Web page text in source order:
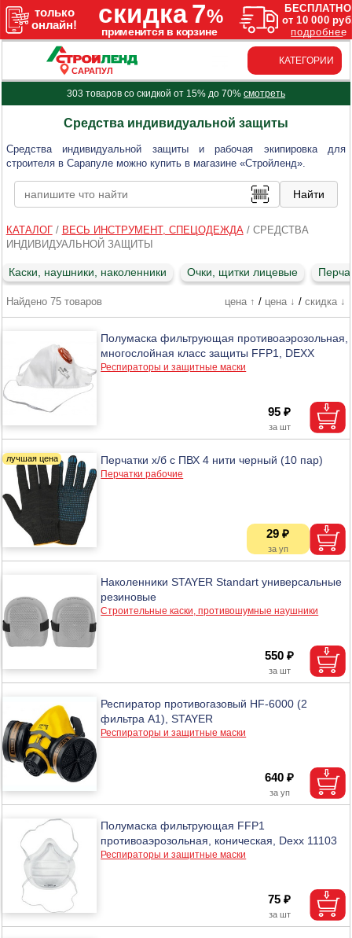
САРАПУЛ
КАТЕГОРИИ
303 товаров со скидкой от 15% до 70% смотреть
Средства индивидуальной защиты
Средства индивидуальной защиты и рабочая экипировка для
строителя в Сарапуле можно купить в магазине «Стройленд».
КАТАЛОГ/ ВЕСЬ ИНСТРУМЕНТ, СПЕЦОДЕЖДА/ СРЕДСТВА
ИНДИВИДУАЛЬНОЙ ЗАЩИТЫ
Каски, наушники, наколенники Очки, щитки лицевые
Найдено 75 товаров цена ↑ / цена ↓ / скидка ↓
Полумаска фильтрующая противоаэрозольная,
многослойная класс защиты FFP1, DEXX
Респираторы и защитные маски
95 ₽
Перчатки х/б с ПВХ 4 нити черный (10 пар)
Перчатки рабочие
29 ₽
Наколенники STAYER Standart универсальные
резиновые
Строительные каски, противошумные наушники
550 ₽
Респиратор противогазовый HF-6000 (2
фильтра А1), STAYER
Респираторы и защитные маски
640 ₽
Полумаска фильтрующая FFP1
противоаэрозольная, коническая, Dexx 11103
Респираторы и защитные маски
75 ₽